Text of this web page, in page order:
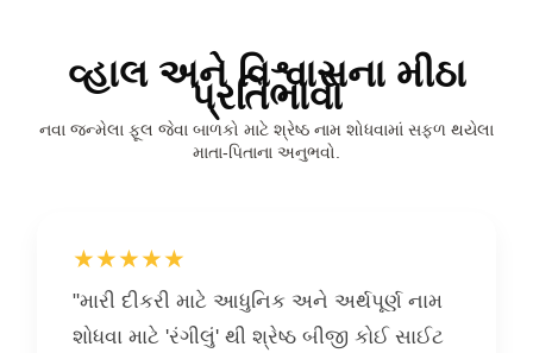
વ્હાલ અને વિશ્વાસના મીઠા
પ્રતિભાવો
નવા જન્મેલા ફૂલ જેવા બાળકો માટે શ્રેષ્ઠ નામ શોધવામાં સફળ થયેલા
માતા-પિતાના અનુભવો.
★★★★★
"મારી દીકરી માટે આધુનિક અને અર્થપૂર્ણ નામ
શોધવા માટે 'રંગીલું' થી શ્રેષ્ઠ બીજી કોઈ સાઈટ